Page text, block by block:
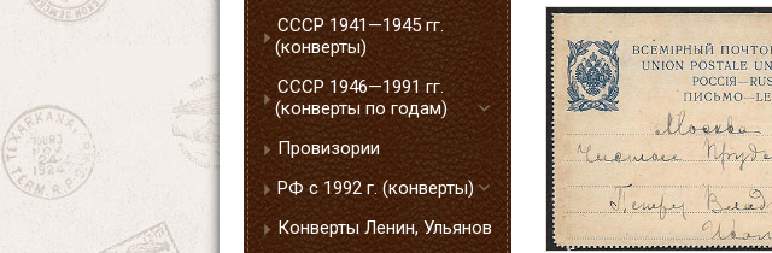
СССР 1941—1945 гг.
(конверты)
СССР 1946—1991 гг.
(конверты по годам)
Провизории
РФ с 1992 г. (конверты)
Конверты Ленин, Ульянов